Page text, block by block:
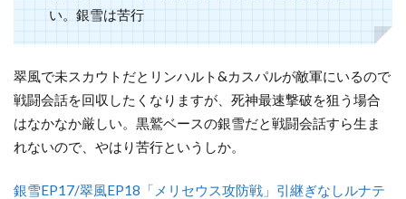
い。銀雪は苦行
翠風で未スカウトだとリンハルト&カスパルが敵軍にいるので
戦闘会話を回収したくなりますが、死神最速撃破を狙う場合
はなかなか厳しい。黒鷲ベースの銀雪だと戦闘会話すら生ま
れないので、やはり苦行というしか。
銀雪EP17/翠風EP18「メリセウス攻防戦」引継ぎなしルナテ